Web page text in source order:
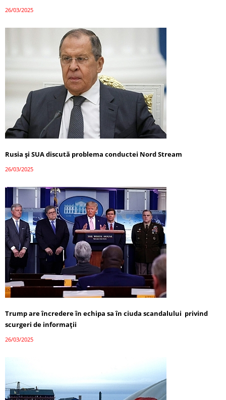
26/03/2025
Rusia și SUA discută problema conductei Nord Stream
26/03/2025
Trump are încredere în echipa sa în ciuda scandalului privind
scurgeri de informații
26/03/2025